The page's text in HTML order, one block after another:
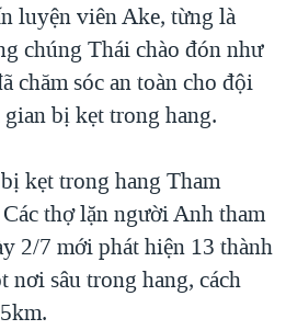
luyện viên Ake, từng là
chúng Thái chào đón như
chăm sóc an toàn cho đội
bị kẹt trong hang.
kẹt trong hang Tham
thợ lặn người Anh tham
2/7 mới phát hiện 13 thành
sâu trong hang, cách